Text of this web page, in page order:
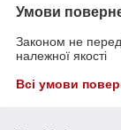
Умови
Законом не
належної якості
Всі умови